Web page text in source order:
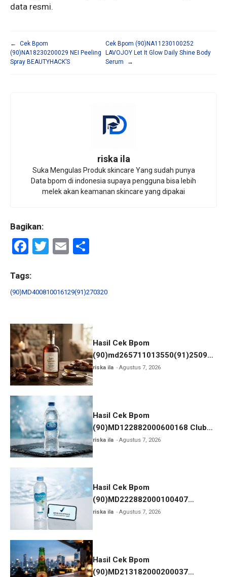
data resmi.
←
Cek Bpom
(90)NA18230200029 NEI Peeling
Spray BEAUTYHACK’S
Cek Bpom (90)NA11230100252
LAVOJOY Let It Glow Daily Shine Body
Serum
→
riska ila
Suka Mengulas Produk skincare Yang sudah punya
Data bpom di indonesia supaya pengguna bisa lebih
melek akan keamanan skincare yang dipakai
Bagikan:
F
ce
b
o
k
T
er
E
e
Tags:
(90)MD400810016129(91)270320
Hasil Cek Bpom
(90)md265711013550(91)250923
Sari Kurma
riska ila Agustus 7, 2026
Hasil Cek Bpom
(90)MD122882000600168 Club
Air Minum Dalam Kemasan
riska ila Agustus 7, 2026
Hasil Cek Bpom
(90)MD222882000100407
Pristine Air Minum pH Tinggi
riska ila Agustus 7, 2026
Hasil Cek Bpom
(90)MD213182000200037